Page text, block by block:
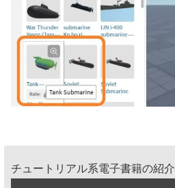
チュートリアル系電子書籍の紹介